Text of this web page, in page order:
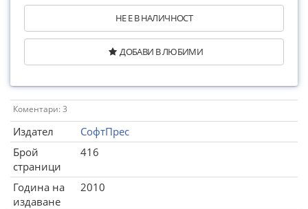
НЕ Е В НАЛИЧНОСТ
ДОБАВИ В ЛЮБИМИ
Коментари: 3
Издател
СофтПрес
Брой
страници
416
Година на
издаване
2010